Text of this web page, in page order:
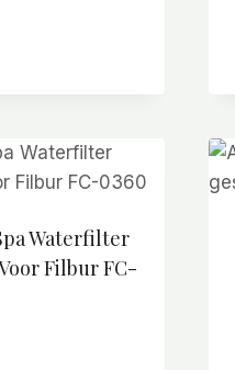
Waterfilter
Filbur FC-